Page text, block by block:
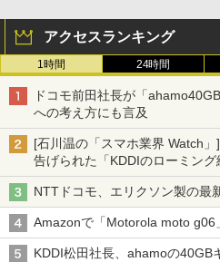
アクセスランキング
1時間 24時間
ドコモ前田社長が「
への考え方にも言及
[石川温の「スマホ業界 Watch」]
告げられた「KDDIのローミン
穴と楽天モバイルの課題
NTTドコモ、エリクソン製の最
Amazonで「Motorola moto g06
KDDI松田社長、ahamoの40GB